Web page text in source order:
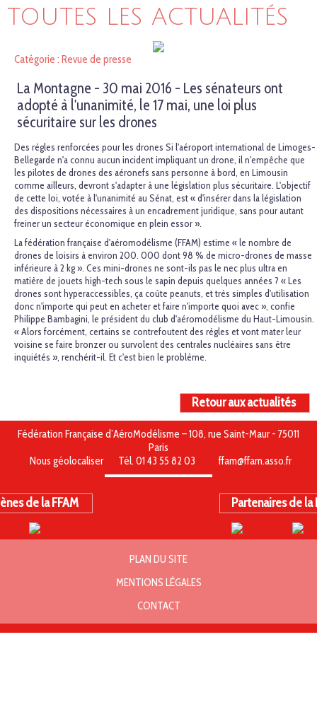
TOUTES LES ACTUALITÉS
Catégorie : Revue de presse
La Montagne - 30 mai 2016 - Les sénateurs ont
adopté à l'unanimité, le 17 mai, une loi plus
sécuritaire sur les drones
Des règles renforcées pour les drones Si l'aéroport international de Limoges-
Bellegarde n'a connu aucun incident impliquant un drone, il n'empêche que
les pilotes de drones des aéronefs sans personne à bord, en Limousin
comme ailleurs, devront s'adapter à une législation plus sécuritaire. L'objectif
de cette loi, votée à l'unanimité au Sénat, est « d'insérer dans la législation
des dispositions nécessaires à un encadrement juridique, sans pour autant
freiner un secteur économique en plein essor ».
La fédération française d'aéromodélisme (FFAM) estime « le nombre de
drones de loisirs à environ 200. 000 dont 98 % de micro-drones de masse
inférieure à 2 kg ». Ces mini-drones ne sont-ils pas le nec plus ultra en
matière de jouets high-tech sous le sapin depuis quelques années ? « Les
drones sont hyperaccessibles, ça coûte peanuts, et très simples d'utilisation
donc n'importe qui peut en acheter et faire n'importe quoi avec », confie
Philippe Bambagini, le président du club d'aéromodélisme du Haut-Limousin.
« Alors forcément, certains se contrefoutent des règles et vont mater leur
voisine se faire bronzer ou survolent des centrales nucléaires sans être
inquiétés », renchérit-il. Et c'est bien le problème.
Retour aux actualités
Fédération Française d’AéroModélisme – 108, rue Saint-Maur - 75011
Paris
Nous géolocaliser
Tél. 01 43 55 82 03 ffam@ffam.asso.fr
de la FFAM Partenaires de la
PLAN DU SITE
MENTIONS LÉGALES
CONTACT